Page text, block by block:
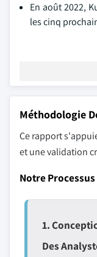
En août 2022,
les cinq
Méthodologie
Ce rapport
et une validation
Notre Processus
1.
Des